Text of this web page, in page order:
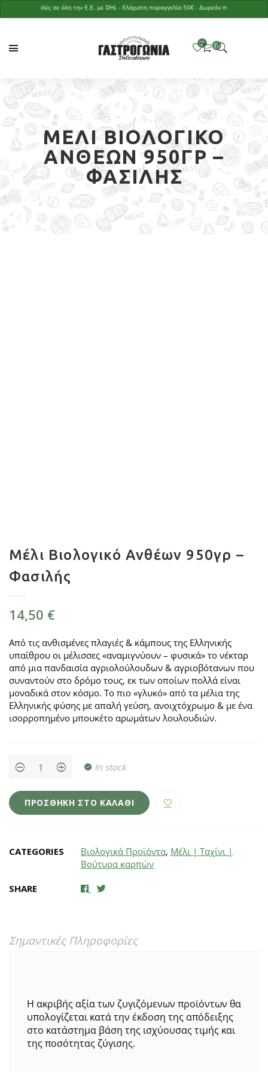
Αποστολές σε όλη την Ε.Ε. με DHL - Ελάχιστη παραγγελία 50€ - Δωρεάν παράδοση με
ΜΈΛΙ ΒΙΟΛΟΓΙΚΌ
ΑΝΘΈΩΝ 950ΓΡ –
ΦΑΣΙΛΉΣ
Μέλι Βιολογικό Ανθέων 950γρ –
Φασιλής
14,50 €
Από τις ανθισμένες πλαγιές & κάμπους της Ελληνικής
υπαίθρου οι μέλισσες «αναμιγνύουν – φυσικά» το νέκταρ
από μια πανδαισία αγριολούλουδων & αγριοβότανων που
συναντούν στο δρόμο τους, εκ των οποίων πολλά είναι
μοναδικά στον κόσμο. Το πιο «γλυκό» από τα μέλια της
Ελληνικής φύσης με απαλή γεύση, ανοιχτόχρωμο & με ένα
ισορροπημένο μπουκέτο αρωμάτων λουλουδιών.
Μέλι
Βιολογικό
950γρ
Φασιλής
In stock
ΠΡΟΣΘΉΚΗ ΣΤΟ ΚΑΛΆΘΙ
CATEGORIES Βιολογικά Προϊόντα, Μέλι | Ταχίνι |
Βούτυρα καρπών
SHARE
Σημαντικές Πληροφορίες
Η ακριβής αξία των ζυγιζόμενων προϊόντων θα
υπολογίζεται κατά την έκδοση της απόδειξης
στο κατάστημα βάση της ισχύουσας τιμής και
της ποσότητας ζύγισης.